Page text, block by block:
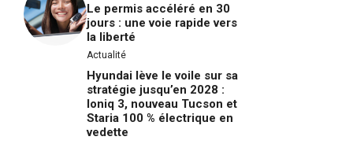
Le permis accéléré en 30
jours : une voie rapide vers
la liberté
Actualité
Hyundai lève le voile sur sa
stratégie jusqu’en 2028 :
Ioniq 3, nouveau Tucson et
Staria 100 % électrique en
vedette